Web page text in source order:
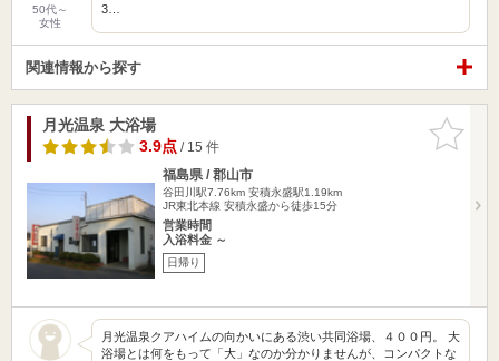
50代～
女性
3…
関連情報から探す
お気に入
りに追加
月光温泉 大浴場
3.9点/ 15 件
福島県 / 郡山市
谷田川駅7.76km 安積永盛駅1.19km
JR東北本線 安積永盛から徒歩15分
営業時間
入浴料金 ～
日帰り
月光温泉クアハイムの向かいにある渋い共同浴場、４００円。 大
浴場とは何をもって「大」なのか分かりませんが、コンパクトな